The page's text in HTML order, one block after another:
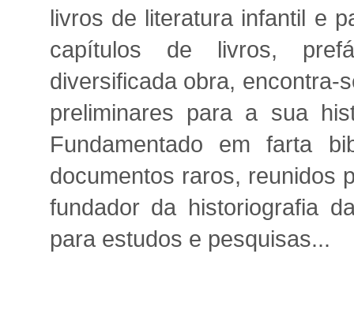
livros de literatura infantil e
capítulos de livros,
diversificada obra, encontra-
preliminares para a sua
Fundamentado em farta
documentos raros, reunidos
fundador da historiografia
para estudos e pesquisas...